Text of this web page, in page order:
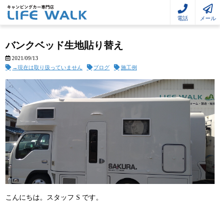
電話 メール
バンクベッド生地貼り替え
2021/09/13
→現在は取り扱っていません
ブログ 施工例
こんにちは。スタッフ S です。